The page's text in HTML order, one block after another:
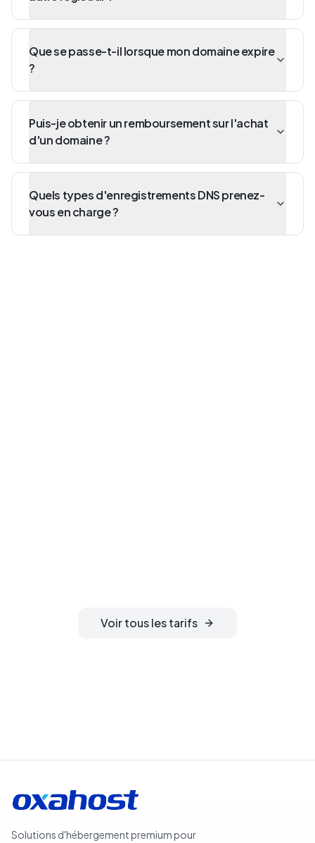
Que se passe-t-il lorsque mon domaine expire
?
Puis-je obtenir un remboursement sur l'achat
d'un domaine ?
Quels types d'enregistrements DNS prenez-
vous en charge ?
Voir tous les tarifs
Solutions d'hébergement premium pour